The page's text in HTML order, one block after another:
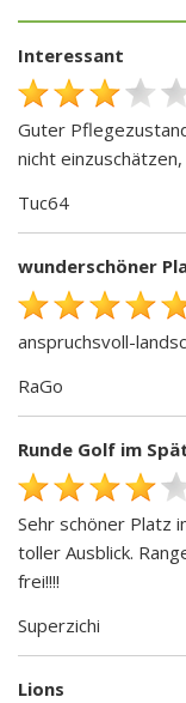
Interessant
Guter
nicht
Tuc64
wunderschöner
anspruchsvoll-
RaGo
Runde Golf im
Sehr schöner Platz
toller Ausblick.
frei!!!!
Superzichi
Lions